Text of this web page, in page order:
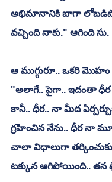
అభిమానానికి బాగా
వచ్చింది నాకు." ఆగింది సు.
ఆ ముగ్గురూ.. ఒకరి మొహం
"అలాగే.. పైగా.. ఇదంతా ధీర
కానీ.. ధీర.. నా మీద
గ్రహించిన నేను.. ధీర నా
చాలా విధాలుగా
టక్కున ఆగిపోయింది.. తన